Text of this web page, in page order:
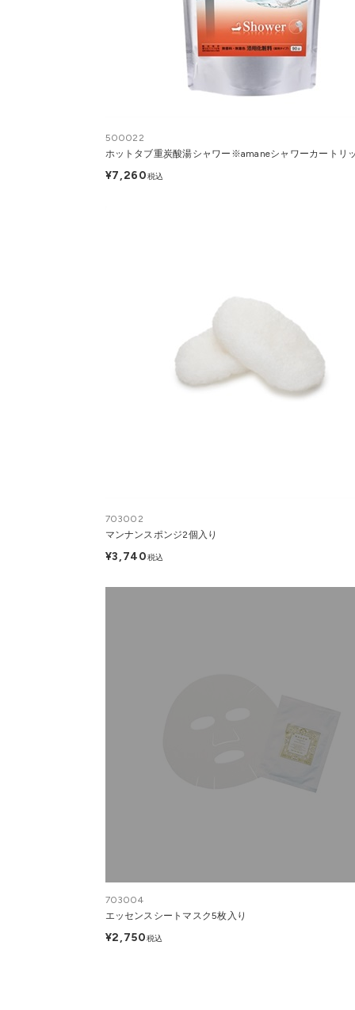
500022
ホットタブ重炭酸湯シャワー※amaneシャワーカート
¥7,260税込
703002
マンナンスポンジ2個入り
¥3,740税込
703004
エッセンスシートマスク5枚入り
¥2,750税込